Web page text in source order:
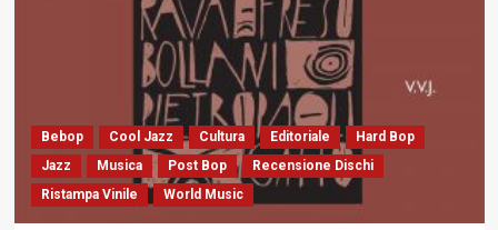
Bebop Cool Jazz Cultura Editoriale
Hard Bop
Jazz
Musica Post Bop
Recensione Dischi
Ristampa Vinile
World Music